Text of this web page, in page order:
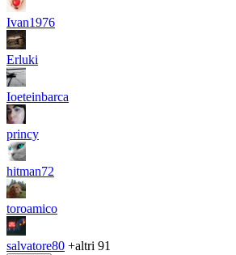
Ivan1976
Erluki
Ioeteinbarca
princy
hitman72
toroamico
salvatore80 +altri 91